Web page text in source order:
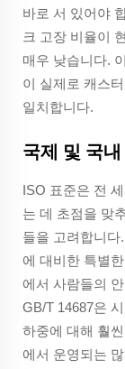
바로 서 있어야
크 고장 비율이
매우 낮습니다.
이 실제로 캐스
일치합니다.
국제 및 국
ISO 표준은 전
는 데 초점을 맞
들을 고려합니다
에 대비한 특별
에서 사람들의
GB/T 14687은
하중에 대해 훨
에서 운영되는